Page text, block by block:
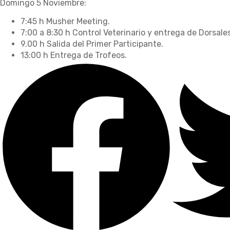
Domingo 5 Noviembre:
7:45 h Musher Meeting.
7:00 a 8:30 h Control Veterinario y entrega de
9.00 h Salida del Primer Participante.
13:00 h Entrega de Trofeos.